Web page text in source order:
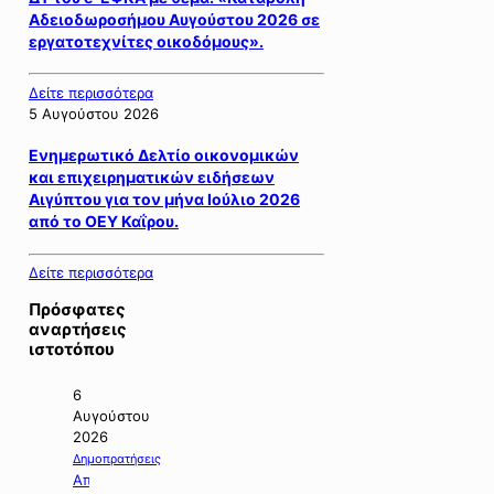
Αδειοδωροσήμου Αυγούστου 2026 σε
εργατοτεχνίτες οικοδόμους».
Δείτε περισσότερα
5 Αυγούστου 2026
Ενημερωτικό Δελτίο οικονομικών
και επιχειρηματικών ειδήσεων
Αιγύπτου για τον μήνα Ιούλιο 2026
από το ΟΕΥ Καΐρου.
Δείτε περισσότερα
Πρόσφατες
αναρτήσεις
ιστοτόπου
6
Αυγούστου
2026
Δημοπρατήσεις
Απόφαση